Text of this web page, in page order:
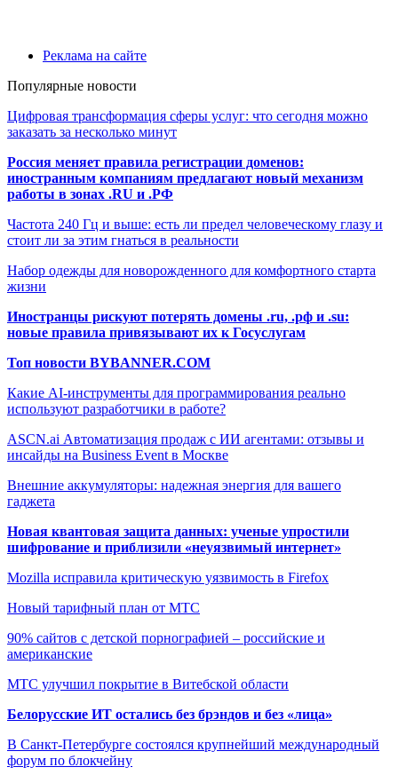
Реклама на сайте
Популярные новости
Цифровая трансформация сферы услуг: что сегодня можно
заказать за несколько минут
Россия меняет правила регистрации доменов:
иностранным компаниям предлагают новый механизм
работы в зонах .RU и .РФ
Частота 240 Гц и выше: есть ли предел человеческому глазу и
стоит ли за этим гнаться в реальности
Набор одежды для новорожденного для комфортного старта
жизни
Иностранцы рискуют потерять домены .ru, .рф и .su:
новые правила привязывают их к Госуслугам
Топ новости BYBANNER.COM
Какие AI-инструменты для программирования реально
используют разработчики в работе?
ASCN.ai Автоматизация продаж с ИИ агентами: отзывы и
инсайды на Business Event в Москве
Внешние аккумуляторы: надежная энергия для вашего
гаджета
Новая квантовая защита данных: ученые упростили
шифрование и приблизили «неуязвимый интернет»
Mozilla исправила критическую уязвимость в Firefox
Новый тарифный план от МТС
90% сайтов с детской порнографией – российские и
американские
МТС улучшил покрытие в Витебской области
Белорусские ИТ остались без брэндов и без «лица»
В Санкт-Петербурге состоялся крупнейший международный
форум по блокчейну